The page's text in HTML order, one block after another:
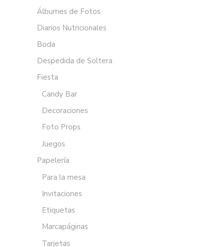
Álbumes de Fotos
Diarios Nutricionales
Boda
Despedida de Soltera
Fiesta
Candy Bar
Decoraciones
Foto Props
Juegos
Papelería
Para la mesa
Invitaciones
Etiquetas
Marcapáginas
Tarjetas